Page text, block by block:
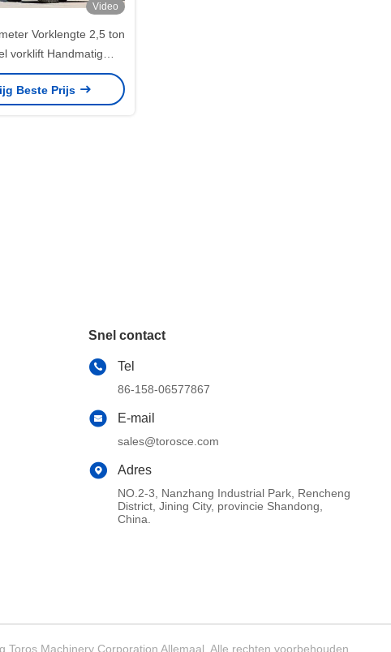
Video
Vorklengte 2,5 ton
vorklift Handmatig
type
Beste Prijs
Snel contact
Tel
86-158-06577867
E-mail
sales@torosce.com
Adres
NO.2-3, Nanzhang Industrial Park, Rencheng
District, Jining City, provincie Shandong,
China.
Machinery Corporation Allemaal. Alle rechten voorbehouden.